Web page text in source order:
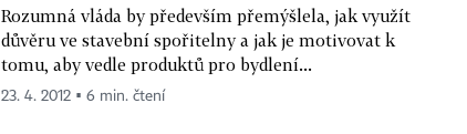
Rozumná vláda by především přemýšlela, jak využít
důvěru ve stavební spořitelny a jak je motivovat k
tomu, aby vedle produktů pro bydlení...
23. 4. 2012 ▪ 6 min. čtení